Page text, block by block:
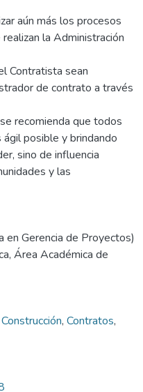
aún más los procesos
la Administración
Contratista sean
de contrato a través
recomienda que todos
posible y brindando
sino de influencia
y las
en Gerencia de Proyectos)
Área Académica de
Construcción, Contratos,